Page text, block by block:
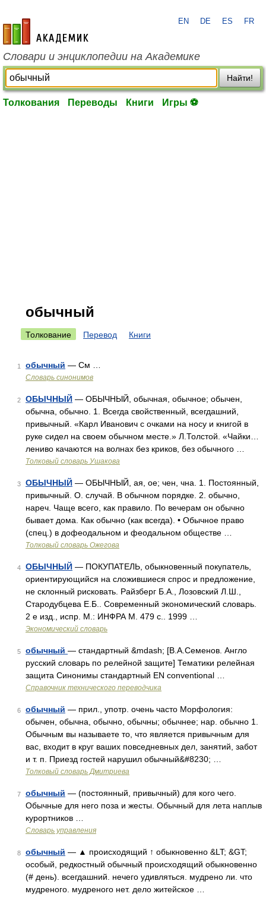
academic.ru
EN DE ES FR
Словари и энциклопедии на Академике
Найти!
Толкования Переводы Книги Игры ⚽
обычный
Толкование Перевод Книги
1 обычный — См …
Словарь синонимов
2 ОБЫЧНЫЙ — ОБЫЧНЫЙ, обычная, обычное; обычен,
обычна, обычно. 1. Всегда свойственный, всегдашний,
привычный. «Карл Иванович с очками на носу и книгой в
руке сидел на своем обычном месте.» Л.Толстой. «Чайки…
лениво качаются на волнах без криков, без обычного …
Толковый словарь Ушакова
3 ОБЫЧНЫЙ — ОБЫЧНЫЙ, ая, ое; чен, чна. 1. Постоянный,
привычный. О. случай. В обычном порядке. 2. обычно,
нареч. Чаще всего, как правило. По вечерам он обычно
бывает дома. Как обычно (как всегда). • Обычное право
(спец.) в дофеодальном и феодальном обществе …
Толковый словарь Ожегова
4 ОБЫЧНЫЙ — ПОКУПАТЕЛЬ, обыкновенный покупатель,
ориентирующийся на сложившиеся спрос и предложение,
не склонный рисковать. Райзберг Б.А., Лозовский Л.Ш.,
Стародубцева Е.Б.. Современный экономический словарь.
2 е изд., испр. М.: ИНФРА М. 479 с.. 1999 …
Экономический словарь
5 обычный — стандартный &mdash; [В.А.Семенов. Англо
русский словарь по релейной защите] Тематики релейная
защита Синонимы стандартный EN conventional …
Справочник технического переводчика
6 обычный — прил., употр. очень часто Морфология:
обычен, обычна, обычно, обычны; обычнее; нар. обычно 1.
Обычным вы называете то, что является привычным для
вас, входит в круг ваших повседневных дел, занятий, забот
и т. п. Приезд гостей нарушил обычный&#8230; …
Толковый словарь Дмитриева
7 обычный — (постоянный, привычный) для кого чего.
Обычные для него поза и жесты. Обычный для лета наплыв
курортников …
Словарь управления
8 обычный — ▲ происходящий ↑ обыкновенно &LT; &GT;
особый, редкостный обычный происходящий обыкновенно
(# день). всегдашний. нечего удивляться. мудрено ли. что
мудреного. мудреного нет. дело житейское …